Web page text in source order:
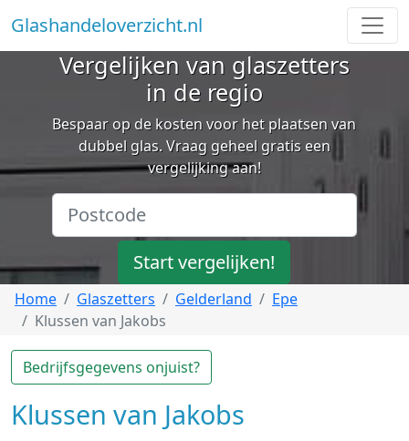
Glashandeloverzicht.nl
Vergelijken van glaszetters
in de regio
Bespaar op de kosten voor het plaatsen van
dubbel glas. Vraag geheel gratis een
vergelijking aan!
Start vergelijken!
Home Glaszetters Gelderland
Epe
Klussen van Jakobs
Bedrijfsgegevens onjuist?
Klussen van Jakobs